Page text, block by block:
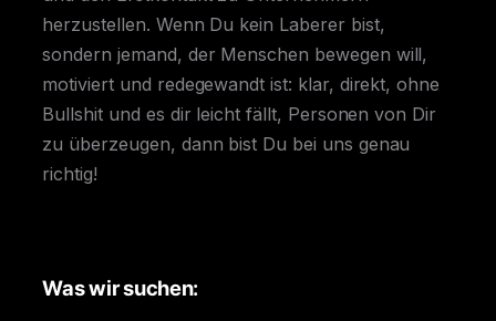
herzustellen. Wenn Du kein Laberer bist,
sondern jemand, der Menschen bewegen will,
motiviert und redegewandt ist: klar, direkt, ohne
Bullshit und es dir leicht fällt, Personen von Dir
zu überzeugen, dann bist Du bei uns genau
richtig!
Was wir suchen: